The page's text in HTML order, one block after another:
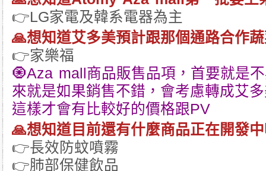
👉LG家電及韓系電器為主
🙏想知道艾多美預計跟那個通路合作
👉家樂福
🧿Aza mall商品販售品項，首要就是
來就是如果銷售不錯，會考慮轉成艾
這樣才會有比較好的價格跟PV
🙏想知道目前還有什麼商品正在開發
👉長效防蚊噴霧
👉肺部保健飲品